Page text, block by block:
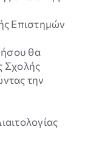
Επιστημών
θα
Σχολής
την